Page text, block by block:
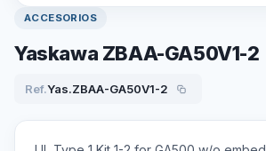
ACCESORIOS
Yaskawa ZBAA-GA50V1-2
Ref.Yas.ZBAA-GA50V1-2